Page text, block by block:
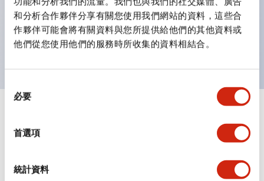
和分析合作夥伴分享有關您使用我們網站的資料，這些合
作夥伴可能會將有關資料與您所提供給他們的其他資料或
他們從您使用他們的服務時所收集的資料相結合。
必要
首選項
統計資料
示燈的亮燈/熄燈狀態，以及點燈時的顏色識別。
符合 ISO 3864-4 安全色規範：在危險或緊急狀況下，
顏色表現更明確鮮明，便於更多人識別。
電氣規範（額定照明部分）